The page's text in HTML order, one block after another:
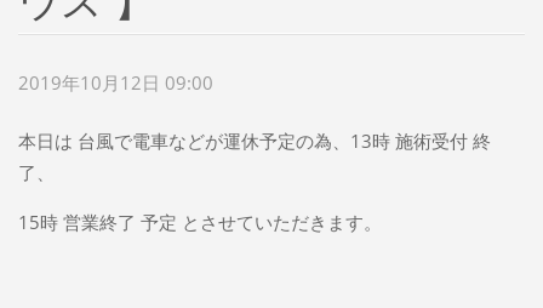
2019年10月12日 09:00
本日は 台風で電車などが運休予定の為、13時 施術受付 終
了、
15時 営業終了 予定 とさせていただきます。